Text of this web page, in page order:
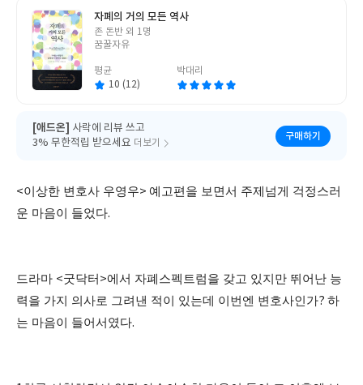
자폐의 거의 모든 역사
글
쓴
존 돈반 외 1명
꿈꿀자유
평균
10 (12)
박대리
[애드온] 사락에 리뷰 쓰고
3% 무한적립 받으세요 더보기
구매하기
<이상한 변호사 우영우> 예고편을 보면서 주제넘게 걱정스러
운 마음이 들었다.
드라마 <굿닥터 >에서 자폐스펙트럼을 갖고 있지만 뛰어난 능
력을 가지 의사로 그려낸 적이 있는데 이번엔 변호사인가? 하
는 마음이 들어서였다.